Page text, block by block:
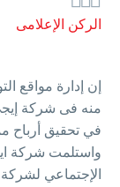
الركن الإعلامى
إن إدارة مواقع
منه فى شركة
في تحقيق أرباح
واستلمت شركة
الإجتماعي